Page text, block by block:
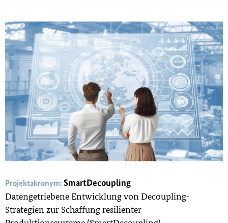
Projektakronym: SmartDecoupling
Datengetriebene Entwicklung von Decoupling-
Strategien zur Schaffung resilienter